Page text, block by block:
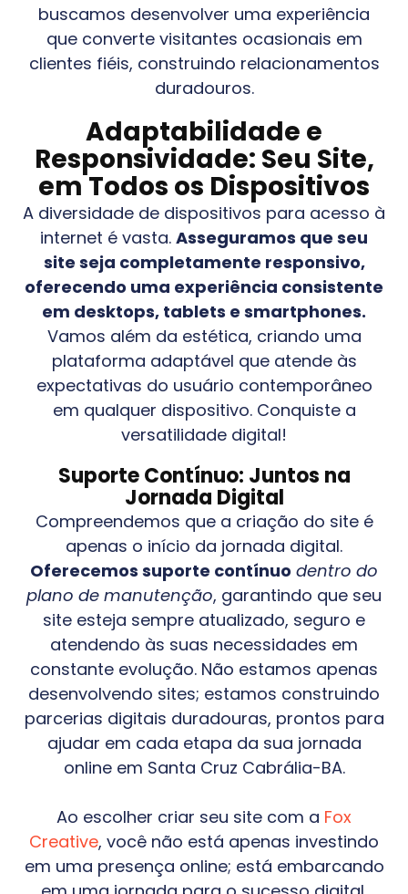
buscamos desenvolver uma experiência
que converte visitantes ocasionais em
clientes fiéis, construindo relacionamentos
duradouros.
Adaptabilidade e
Responsividade: Seu Site,
em Todos os Dispositivos
A diversidade de dispositivos para acesso à
internet é vasta. Asseguramos que seu
site seja completamente responsivo,
oferecendo uma experiência consistente
em desktops, tablets e smartphones.
Vamos além da estética, criando uma
plataforma adaptável que atende às
expectativas do usuário contemporâneo
em qualquer dispositivo. Conquiste a
versatilidade digital!
Suporte Contínuo: Juntos na
Jornada Digital
Compreendemos que a criação do site é
apenas o início da jornada digital.
Oferecemos suporte contínuo dentro do
plano de manutenção, garantindo que seu
site esteja sempre atualizado, seguro e
atendendo às suas necessidades em
constante evolução. Não estamos apenas
desenvolvendo sites; estamos construindo
parcerias digitais duradouras, prontos para
ajudar em cada etapa da sua jornada
online em Santa Cruz Cabrália-BA.
Ao escolher criar seu site com a Fox
Creative, você não está apenas investindo
em uma presença online; está embarcando